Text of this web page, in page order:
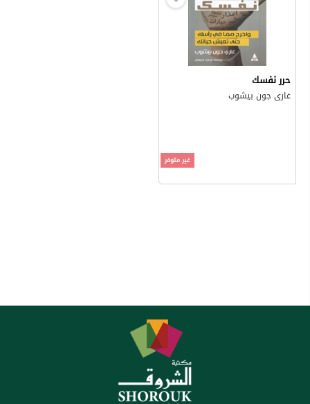
حرر نفسك
غارى جون بيشوب
غير متوفر